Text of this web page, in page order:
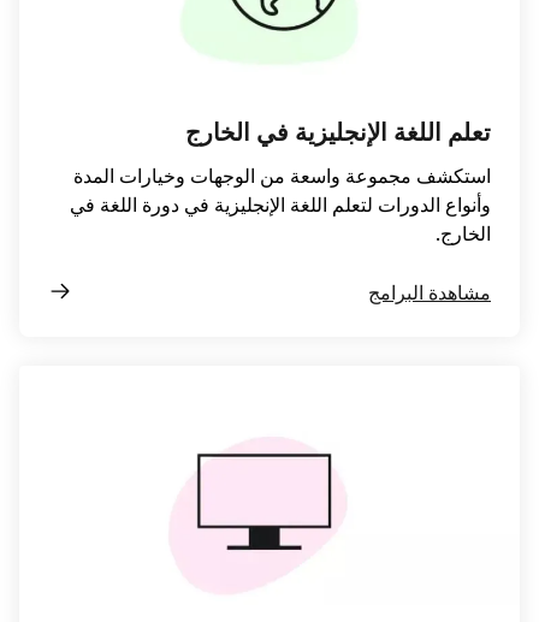
تعلم اللغة الإنجليزية في الخارج
استكشف مجموعة واسعة من الوجهات وخيارات المدة
وأنواع الدورات لتعلم اللغة الإنجليزية في دورة اللغة في
الخارج.
مشاهدة البرامج